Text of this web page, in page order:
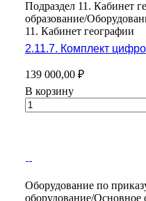
Подраздел 11. Кабинет
образование/
11. Кабинет географии
2.11.7. Комплект
139 000,00 ₽
В корзину
Оборудование по
оборудование/Основное